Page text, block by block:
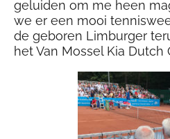
geluiden om me heen
we er een mooi
de geboren Limburger
het Van Mossel Kia Dutch